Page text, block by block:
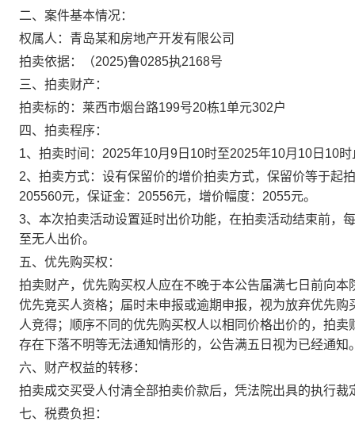
二、案件基本情况：
权属人：青岛某和房地产开发有限公司
拍卖依据：（2025)鲁0285执2168号
三、拍卖财产：
拍卖标的： 莱西市烟台路199号20栋1单元302户
四、拍卖程序：
1、拍卖时间： 2025年10月 9 日 10时至2025年10月 10 日 10时
2、拍卖方式：设有保留价的增价拍卖方式，保留价等于起
205560元，保证金： 20556元，增价幅度： 2055元。
3、 本次拍卖活动设置延时出价功能，在拍卖活动结束前，
至无人出价。
五、优先购买权：
拍卖财产，优先购买权人应在不晚于本公告届满七日前向
优先竞买人资格；届时未申报或逾期申报，视为放弃优先
人竞得；顺序不同的优先购买权人以相同价格出价的，拍
存在下落不明等无法通知情形的，公告满五日视为已经通知
六、财产权益的转移：
拍卖成交买受人付清全部拍卖价款后，凭法院出具的执行
七、税费负担：